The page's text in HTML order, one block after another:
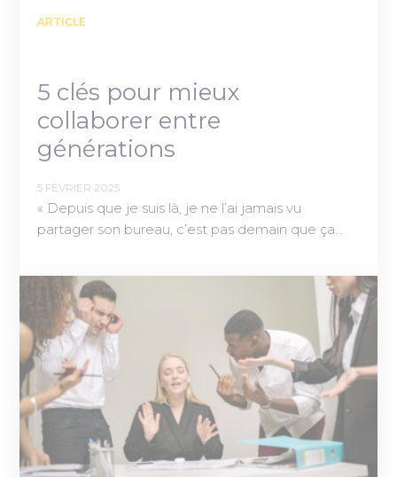
ARTICLE
5 clés pour mieux
collaborer entre
générations
5 FÉVRIER 2025
« Depuis que je suis là, je ne l’ai jamais vu
partager son bureau, c’est pas demain que ça…